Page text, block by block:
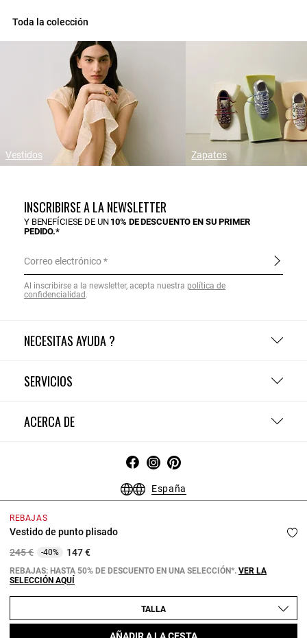
REBAJAS
Vestido de punto plisado
Price reduced from
245 €to-40% 147 €
REBAJAS: HASTA 50% DE DESCUENTO EN UNA SELECCIÓN*. VER LA
SELECCIÓN AQUÍ
TALLA
AÑADIR A LA CESTA
Toda la colección
Vestidos Zapatos
NECESITAS AYUDA ?
SERVICIOS
ACERCA DE
INSCRIBIRSE A LA NEWSLETTER
Y BENEFÍCIESE DE UN 10% DE DESCUENTO EN SU PRIMER
PEDIDO.*
Correo electrónico
Al inscribirse a la newsletter, acepta nuestra política de
confidencialidad .
España
Condiciones Generales - Guía de compras
Política de Confidencialidad
Copyright © 2026 Claudie Pierlot. Todos los derechos reservados.